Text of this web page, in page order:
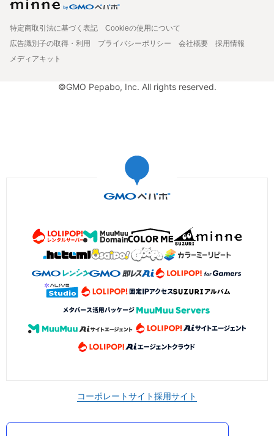
特定商取引法に基づく表記
Cookieの使用について
広告識別子の取得・利用
プライバシーポリシー 会社概要
採用情報
メディアキット
©GMO Pepabo, Inc. All rights reserved.
コーポレートサイト採用サイト